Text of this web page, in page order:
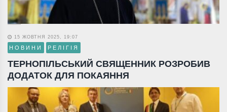
15 ЖОВТНЯ 2025, 19:07
НОВИНИ РЕЛІГІЯ
ТЕРНОПІЛЬСЬКИЙ СВЯЩЕННИК РОЗРОБИВ
ДОДАТОК ДЛЯ ПОКАЯННЯ